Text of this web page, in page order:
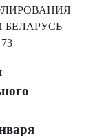
БЕЛАРУСЬ